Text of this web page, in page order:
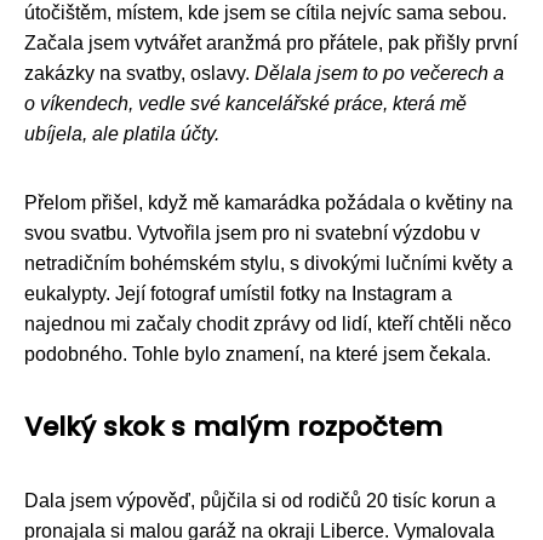
útočištěm, místem, kde jsem se cítila nejvíc sama sebou.
Začala jsem vytvářet aranžmá pro přátele, pak přišly první
zakázky na svatby, oslavy. Dělala jsem to po večerech a
o víkendech, vedle své kancelářské práce, která mě
ubíjela, ale platila účty.
Přelom přišel, když mě kamarádka požádala o květiny na
svou svatbu. Vytvořila jsem pro ni svatební výzdobu v
netradičním bohémském stylu, s divokými lučními květy a
eukalypty. Její fotograf umístil fotky na Instagram a
najednou mi začaly chodit zprávy od lidí, kteří chtěli něco
podobného. Tohle bylo znamení, na které jsem čekala.
Velký skok s malým rozpočtem
Dala jsem výpověď, půjčila si od rodičů 20 tisíc korun a
pronajala si malou garáž na okraji Liberce. Vymalovala